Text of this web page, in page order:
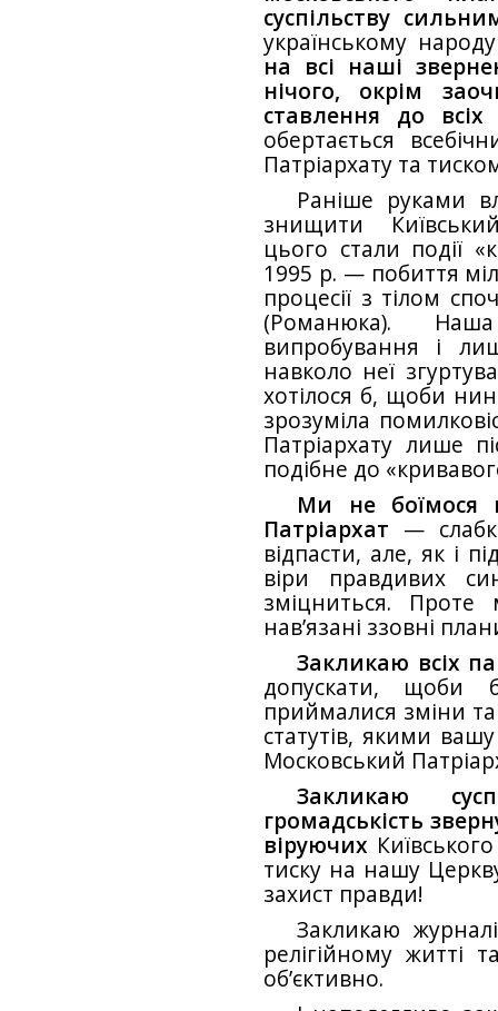
суспільству
українському
на всі наші
нічого, окрім
ставлення до всіх
обертається
Патріархату та
Раніше руками
знищити
цього стали події
1995 р. — побиття
процесії з тілом
(Романюка).
випробування і
навколо неї
хотілося б, щоби
зрозуміла
Патріархату лише
подібне до
Ми не боїмося
Патріархат —
відпасти, але, як і
віри правдивих
зміцниться.
нав’язані ззовні
Закликаю всіх
допускати, щоби
приймалися зміни
статутів, якими
Московський
Закликаю
громадськість
віруючих
тиску на нашу
захист правди!
Закликаю
релігійному житті
об’єктивно.